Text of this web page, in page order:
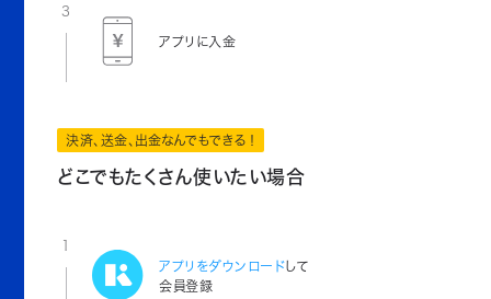
3
アプリに入金
決済、送金、出金なんでもできる！
どこでもたくさん使いたい場合
1
アプリをダウンロードして
会員登録